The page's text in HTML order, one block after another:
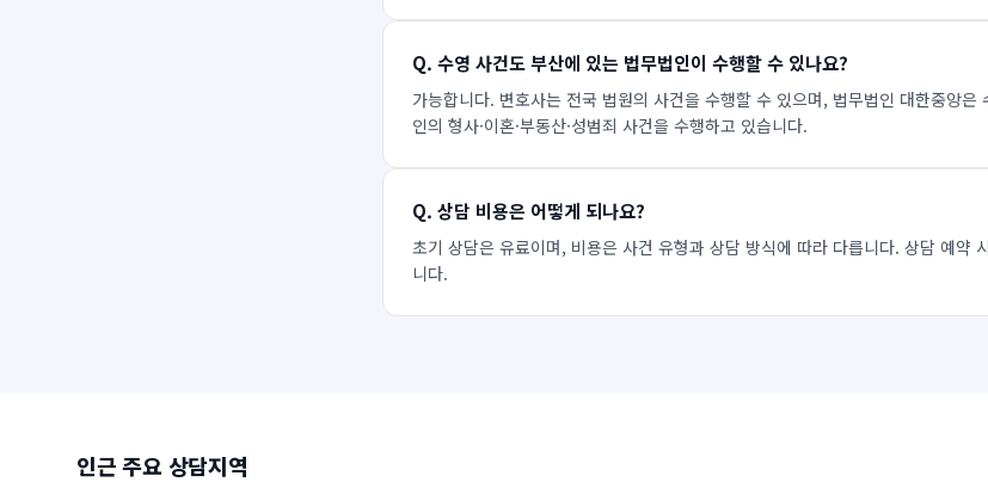
Q. 수영 사건도 부산에 있는 법무법인이 수행할 수 있나요?
가능합니다. 변호사는 전국 법원의 사건을 수행할 수 있으며, 법무법인 대한중앙은
인의 형사·이혼·부동산·성범죄 사건을 수행하고 있습니다.
Q. 상담 비용은 어떻게 되나요?
초기 상담은 유료이며, 비용은 사건 유형과 상담 방식에 따라 다릅니다. 상담 예약
니다.
인근 주요 상담지역